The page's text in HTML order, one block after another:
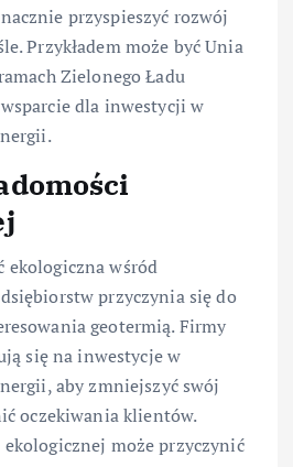
przyspieszyć rozwój
Przykładem może być Unia
Zielonego Ładu
dla inwestycji w
ekologiczna wśród
przyczynia się do
geotermią. Firmy
się na inwestycje w
aby zmniejszyć swój
oczekiwania klientów.
może przyczynić